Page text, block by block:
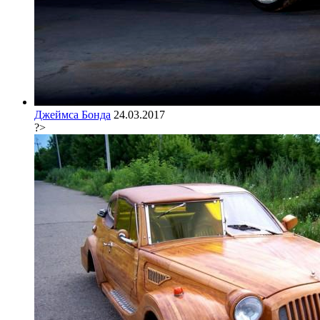
Джеймса Бонда 24.03.2017
?>